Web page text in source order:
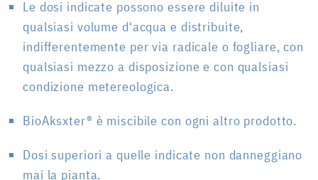
Le dosi indicate possono essere diluite in
qualsiasi volume d'acqua e distribuite,
indifferentemente per via radicale o fogliare, con
qualsiasi mezzo a disposizione e con qualsiasi
condizione metereologica.
BioAksxter® è miscibile con ogni altro prodotto.
Dosi superiori a quelle indicate non danneggiano
mai la pianta.